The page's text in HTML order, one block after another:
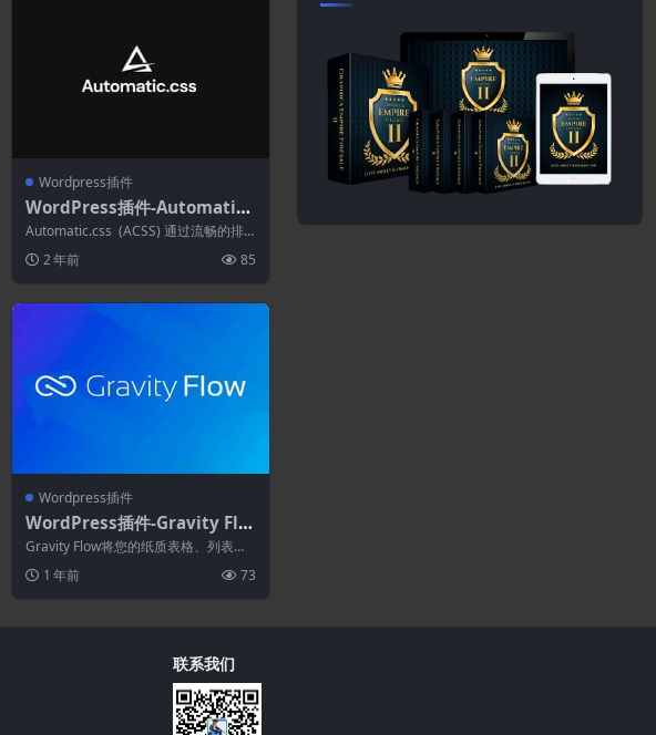
Wordpress插件
WordPress插件-Automatic.
css 4.0.0–WordPress的CSS
框架
Automatic.css (ACSS) 通过流畅的排
2 年前 85
Wordpress插件
WordPress插件-Gravity Flo
w 2.9.15–业务流程自动化
Gravity Flow将您的纸质表格、列表、
作...1 年前 73
联系我们